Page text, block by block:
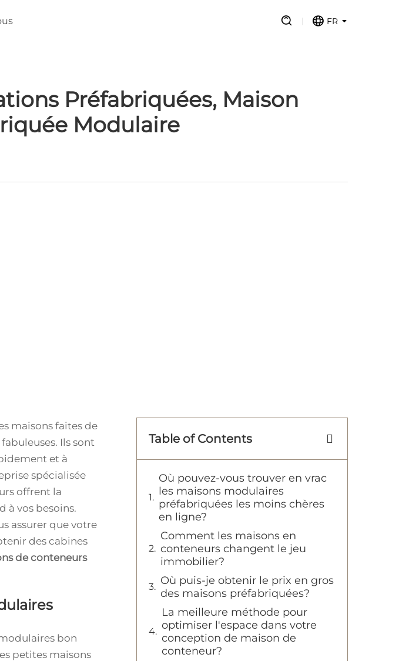
FR
Préfabriquées, Maison
Modulaire
maisons faites de
Ils sont
et à
spécialisée
offrent la
à vos besoins.
assurer que votre
des cabines
de conteneurs
bon
petites maisons
Table of Contents
Où pouvez-vous trouver en vrac
les maisons modulaires
préfabriquées les moins chères
en ligne?
Comment les maisons en
conteneurs changent le jeu
immobilier?
Où puis-je obtenir le prix en gros
des maisons préfabriquées?
La meilleure méthode pour
optimiser l'espace dans votre
conception de maison de
conteneur?